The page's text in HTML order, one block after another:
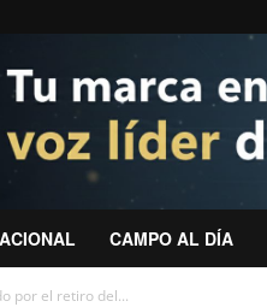
CAMPO AL DÍA
por el retiro del...